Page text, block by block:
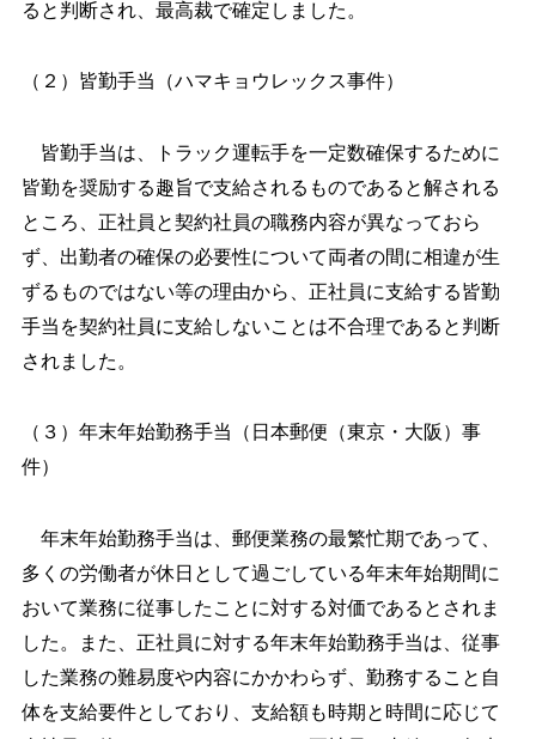
ると判断され、最高裁で確定しました。
（２）皆勤手当（ハマキョウレックス事件）
皆勤手当は、トラック運転手を一定数確保するために
皆勤を奨励する趣旨で支給されるものであると解される
ところ、正社員と契約社員の職務内容が異なっておら
ず、出勤者の確保の必要性について両者の間に相違が生
ずるものではない等の理由から、正社員に支給する皆勤
手当を契約社員に支給しないことは不合理であると判断
されました。
（３）年末年始勤務手当（日本郵便（東京・大阪）事
件）
年末年始勤務手当は、郵便業務の最繁忙期であって、
多くの労働者が休日として過ごしている年末年始期間に
おいて業務に従事したことに対する対価であるとされま
した。また、正社員に対する年末年始勤務手当は、従事
した業務の難易度や内容にかかわらず、勤務すること自
体を支給要件としており、支給額も時期と時間に応じて